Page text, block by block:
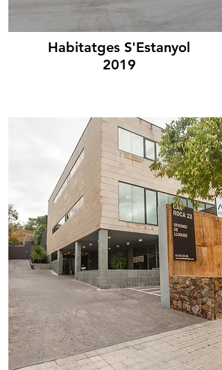
Habitatges S'Estanyol
2019